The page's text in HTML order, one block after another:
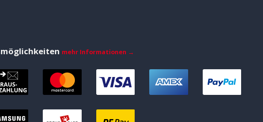
mehr Informationen →